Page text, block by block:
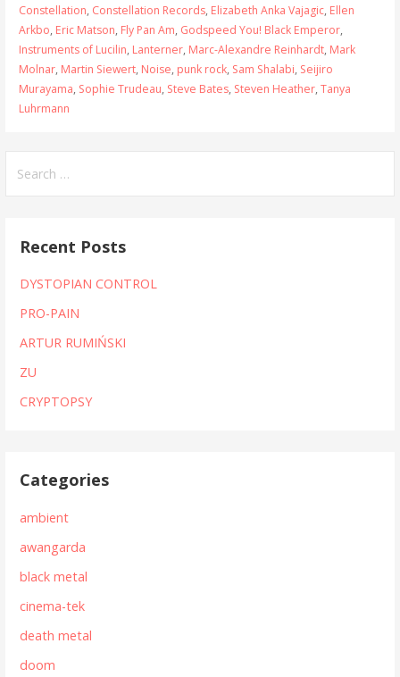
Constellation, Constellation Records, Elizabeth Anka Vajagic, Ellen
Arkbo, Eric Matson, Fly Pan Am, Godspeed You! Black Emperor,
Instruments of Lucilin, Lanterner, Marc-Alexandre Reinhardt, Mark
Molnar, Martin Siewert, Noise, punk rock, Sam Shalabi, Seijiro
Murayama, Sophie Trudeau, Steve Bates, Steven Heather, Tanya
Luhrmann
for:
Recent Posts
DYSTOPIAN CONTROL
PRO-PAIN
ARTUR RUMIŃSKI
ZU
CRYPTOPSY
Categories
ambient
awangarda
black metal
cinema-tek
death metal
doom